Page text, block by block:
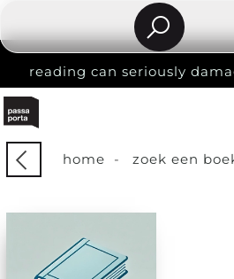
reading can seriously
home - zoek een